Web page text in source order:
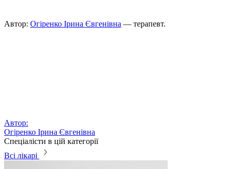
Автор: Огіренко Ірина Євгенівна — терапевт.
Автор:
Огіренко Ірина Євгенівна
Спеціалісти в цій категорії
Всі лікарі